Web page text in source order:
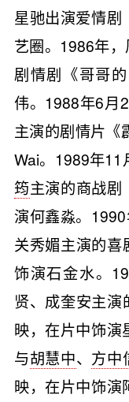
星驰出演爱情剧
艺圈。1986年
剧情剧《哥哥
伟。1988年6月
主演的剧情片《
Wai。1989年11
筠主演的商战
演何鑫淼。
关秀媚主演的喜
饰演石金水。
贤、成奎安主演
映，在片中饰
与胡慧中、 方中
映，在片中饰